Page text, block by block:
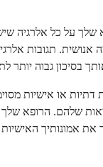
שלך על כל אלרגיה
אנושית. תגובות
דתיות או אישיות
שלהם. הרופא שלך
את אמונותיך